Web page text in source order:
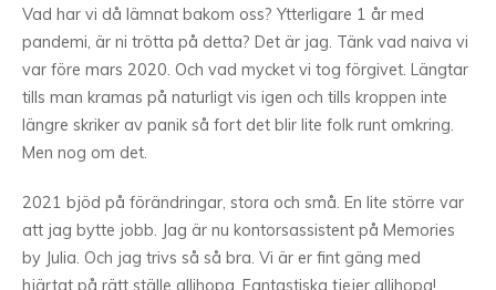
Vad har vi då lämnat bakom oss? Ytterligare 1 år med
pandemi, är ni trötta på detta? Det är jag. Tänk vad naiva vi
var före mars 2020. Och vad mycket vi tog förgivet. Längtar
tills man kramas på naturligt vis igen och tills kroppen inte
längre skriker av panik så fort det blir lite folk runt omkring.
Men nog om det.
2021 bjöd på förändringar, stora och små. En lite större var
att jag bytte jobb. Jag är nu kontorsassistent på Memories
by Julia. Och jag trivs så så bra. Vi är er fint gäng med